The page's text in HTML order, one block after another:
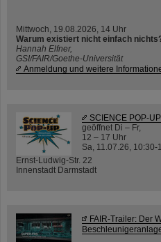
Mittwoch, 19.08.2026, 14 Uhr
Warum existiert nicht einfach
Hannah Elfner,
GSI/FAIR/Goethe-Universität
Anmeldung und weitere
SCIENCE POP-UP
geöffnet Di – Fr,
12 – 17 Uhr
Sa, 11.07.26, 10:30-
Ernst-Ludwig-Str. 22
Innenstadt Darmstadt
FAIR-Trailer: Der